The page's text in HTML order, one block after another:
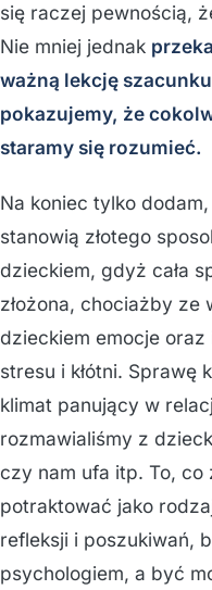
się raczej pewnością,
Nie mniej jednak
ważną lekcję
pokazujemy, że
staramy się rozumieć.
Na koniec tylko
stanowią złotego
dzieckiem, gdyż cała
złożona, chociażby
dzieckiem emocje oraz
stresu i kłótni. Sprawę
klimat panujący w
rozmawialiśmy z
czy nam ufa itp. To, co
potraktować jako
refleksji i poszukiwań,
psychologiem, a być